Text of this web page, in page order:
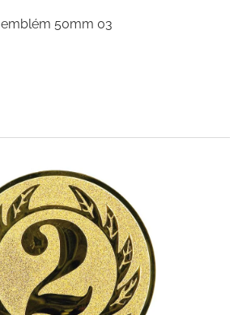
emblém 50mm 03